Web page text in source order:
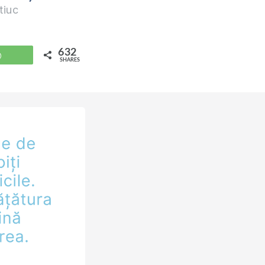
WhatsApp 632
SHARES